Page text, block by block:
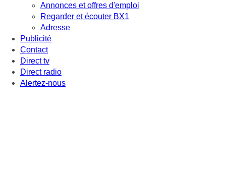
Annonces et offres d'emploi
Regarder et écouter BX1
Adresse
Publicité
Contact
Direct tv
Direct radio
Alertez-nous